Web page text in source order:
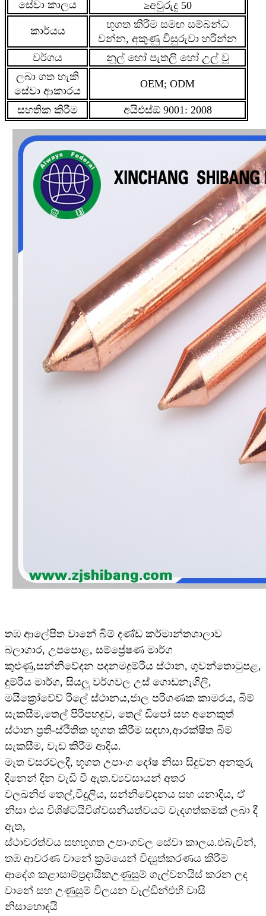
සේවා කාලය ≥අවුරුදු 50
කාර්යය
භූගත කිරීම සමඟ සම්බන්ධ
වන්න, අකුණු විසුරුවා හරින්න
වර්ගය
නූල් හෝ පැතලි හෝ උල් වූ
ලබා ගත හැකි
සේවා ආකාරය
OEM; ODM
සහතික කිරීම අයිඑස්ඕ 9001: 2008
තඹ ආලේපිත වානේ බිම් දණ්ඩ කර්මාන්තශාලාව
බලාගාර, උපපොළ, සම්ප්‍රේෂණ මාර්ග
කුළුණු,සන්නිවේදන පදනමදුම්රිය ස්ථාන, ගුවන්තොටුපළ,
දුම්රිය මාර්ග, සියලු වර්ගවල උස් ගොඩනැගිලි,
මයික්‍රෝවේව් රිලේ ස්ථානය,ජාල පරිගණක කාමරය, බිම්
සැකසීම,තෙල් පිරිපහදුව, තෙල් ඩිපෝ සහ අනෙකුත්
ස්ථාන ප්‍රති-ස්ථිතික භූගත කිරීම සඳහා,ආරක්ෂිත බිම්
සැකසීම, වැඩ කිරීම ආදිය.
මෑත වසරවලදී, භූගත උපාංග දෝෂ නිසා සිදුවන අනතුරු
දිනෙන් දින වැඩි වී ඇත.ව්‍යවසායන් අතර
වලඛනිජ තෙල්,විදුලිය, සන්නිවේදනය සහ යනාදිය, ඒ
නිසා එය විශිෂ්ටයිවිශ්වසනීයත්වයට වැදගත්කමක් ලබා දී
ඇත,
ස්ථාවරත්වය සහභූගත උපාංගවල සේවා කාලය.එබැවින්,
තඹ ආවරණ වානේ ක්‍රමයෙන් විද්‍යුත්කරණය කිරීම
ආදේශ කළාසාම්ප්‍රදායිකඋණුසුම් ගැල්වනයිස් කරන ලද
වානේ සහ උණුසුම් විලයන වෑල්ඩින්එහි වාසි
නිසාහොඳයි